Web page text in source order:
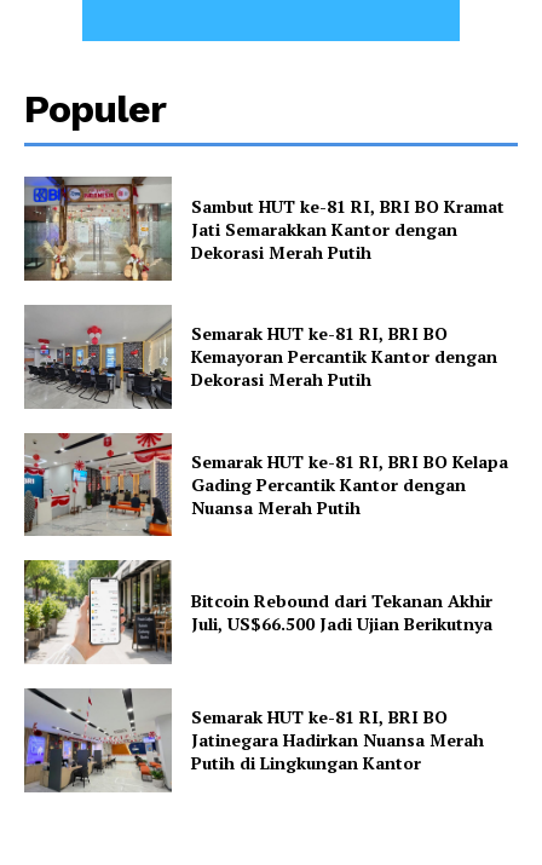
Populer
Sambut HUT ke-81 RI, BRI BO Kramat
Jati Semarakkan Kantor dengan
Dekorasi Merah Putih
Semarak HUT ke-81 RI, BRI BO
Kemayoran Percantik Kantor dengan
Dekorasi Merah Putih
Semarak HUT ke-81 RI, BRI BO Kelapa
Gading Percantik Kantor dengan
Nuansa Merah Putih
Bitcoin Rebound dari Tekanan Akhir
Juli, US$66.500 Jadi Ujian Berikutnya
Semarak HUT ke-81 RI, BRI BO
Jatinegara Hadirkan Nuansa Merah
Putih di Lingkungan Kantor